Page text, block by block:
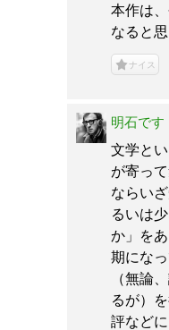
本作は
なると思
ナイス
明石です
文学と
が寄っ
ならい
るいは
か」を
期にな
（無論
るが）
評など